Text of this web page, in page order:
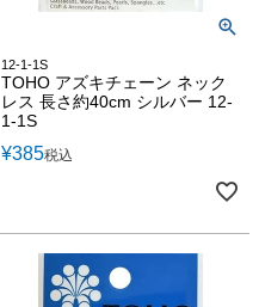
12-1-1S
TOHO アズキチェーン ネック
レス 長さ約40cm シルバー 12-
1-1S
¥385税込